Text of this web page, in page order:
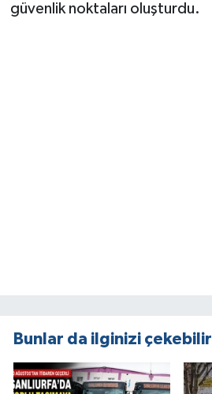
güvenlik noktaları oluşturdu.
Bunlar da ilginizi çekebilir